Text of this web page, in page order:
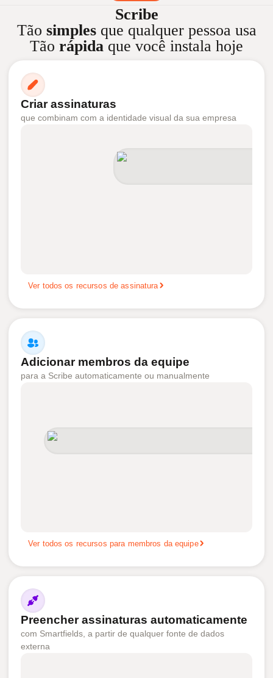
Scribe
Tão simplesque qualquer pessoa usa
Tão rápida que você instala hoje
Criar assinaturas
que combinam com a identidade visual da sua empresa
Ver todos os recursos de assinatura
Adicionar membros da equipe
para a Scribe automaticamente ou manualmente
Ver todos os recursos para membros da equipe
Preencher assinaturas automaticamente
com Smartfields, a partir de qualquer fonte de dados
externa